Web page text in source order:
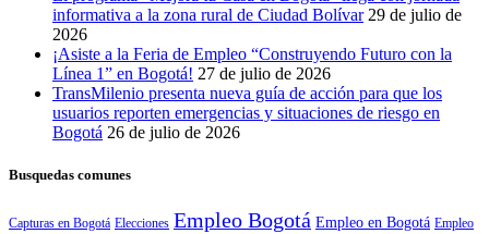
informativa a la zona rural de Ciudad Bolívar 29 de julio de
2026
¡Asiste a la Feria de Empleo “Construyendo Futuro con la
Línea 1” en Bogotá! 27 de julio de 2026
TransMilenio presenta nueva guía de acción para que los
usuarios reporten emergencias y situaciones de riesgo en
Bogotá 26 de julio de 2026
Busquedas comunes
Capturas en Bogotá Elecciones Empleo Bogotá Empleo en Bogotá Empleo